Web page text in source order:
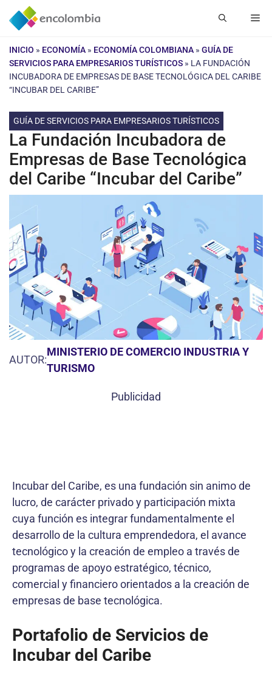
Saltar
INICIO » ECONOMÍA » ECONOMÍA COLOMBIANA » GUÍA DE
SERVICIOS PARA EMPRESARIOS TURÍSTICOS » LA FUNDACIÓN
INCUBADORA DE EMPRESAS DE BASE TECNOLÓGICA DEL CARIBE
“INCUBAR DEL CARIBE”
GUÍA DE SERVICIOS PARA EMPRESARIOS TURÍSTICOS
La Fundación Incubadora de
Empresas de Base Tecnológica
del Caribe “Incubar del Caribe”
AUTOR:
MINISTERIO DE COMERCIO INDUSTRIA Y
TURISMO
Publicidad
Incubar del Caribe, es una fundación sin animo de
lucro, de carácter privado y participación mixta
cuya función es integrar fundamentalmente el
desarrollo de la cultura emprendedora, el avance
tecnológico y la creación de empleo a través de
programas de apoyo estratégico, técnico,
comercial y financiero orientados a la creación de
empresas de base tecnológica.
Portafolio de Servicios de
Incubar del Caribe